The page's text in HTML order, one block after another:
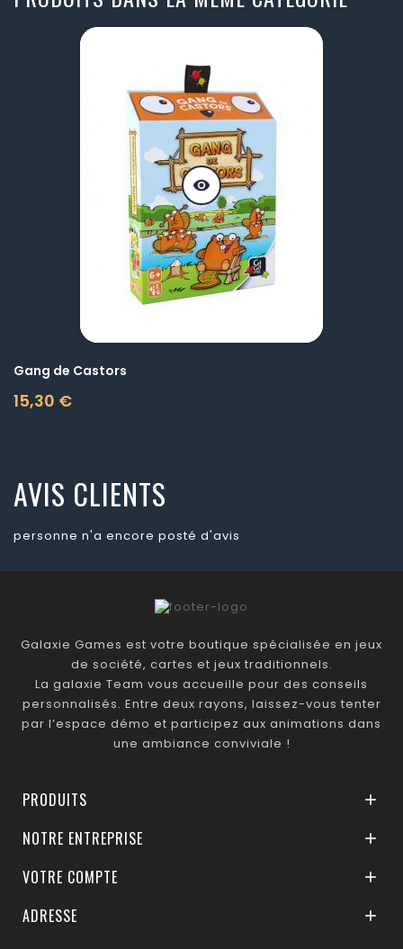
visibility
Gang de Castors
15,30 €
Prix
AVIS CLIENTS
personne n'a encore posté d'avis
Galaxie Games est votre boutique spécialisée en jeux
de société, cartes et jeux traditionnels.
La galaxie Team vous accueille pour des conseils
personnalisés. Entre deux rayons, laissez-vous tenter
par l’espace démo et participez aux animations dans
une ambiance conviviale !
PRODUITS 
NOTRE ENTREPRISE 
VOTRE COMPTE 
ADRESSE 